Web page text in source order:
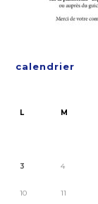
calendrier
L M
3 4
10 11